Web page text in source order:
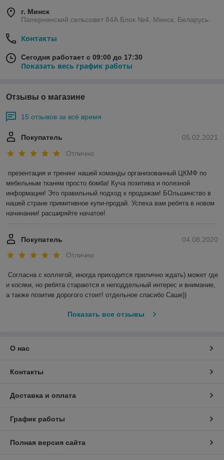
г. Минск
Папернянский сельсовет 84А Блок №4, Минск, Беларусь
Контакты
Сегодня работает с 09:00 до 17:30
Показать весь график работы
Отзывы о магазине
15 отзывов за всё время
05.02.2021
Покупатель
Отлично
презентация и тренинг нашей команды организованный ЦКМФ по
мебельным тканям просто бомба! Куча позитива и полезной
информации! Это правильный подход к продажам! БОльшинство в
нашей стране примитивное купи-продай. Успеха вам ребята в новом
начинании! расширяйте начатое!
04.08.2020
Покупатель
Отлично
Согласна с коллегой, иногда приходится прилично ждать) может где
и косяки, но ребята стараются и неподдельный интерес и внимание,
а также позитив дорогого стоит! отдельное спасибо Саше))
Показать все отзывы
О нас
Контакты
Доставка и оплата
График работы
Полная версия сайта